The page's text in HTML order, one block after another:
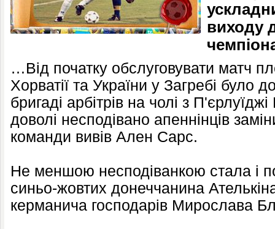
виходу
…Від початку обслуговувати матч
Хорватії та України у Загребі було
бригаді арбітрів на чолі з
доволі несподівано апеннінців
команди вивів Ален Сарс.
Не меншою несподіванкою стала і
синьо-жовтих донеччанина
керманича господарів Мирослава